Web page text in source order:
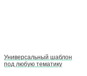
Универсальный шаблон
под любую тематику